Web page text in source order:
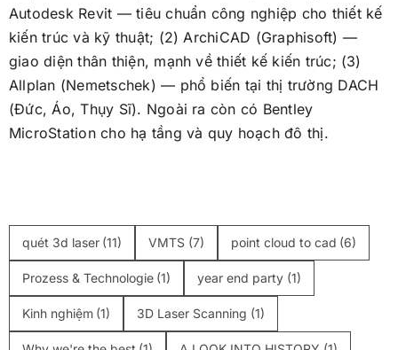
Autodesk Revit — tiêu chuẩn công nghiệp cho thiết kế
kiến trúc và kỹ thuật; (2) ArchiCAD (Graphisoft) —
giao diện thân thiện, mạnh về thiết kế kiến trúc; (3)
Allplan (Nemetschek) — phổ biến tại thị trường DACH
(Đức, Áo, Thụy Sĩ). Ngoài ra còn có Bentley
MicroStation cho hạ tầng và quy hoạch đô thị.
quét 3d laser (11) VMTS (7) point cloud to cad (6)
Prozess & Technologie (1) year end party (1)
Kinh nghiệm (1) 3D Laser Scanning (1)